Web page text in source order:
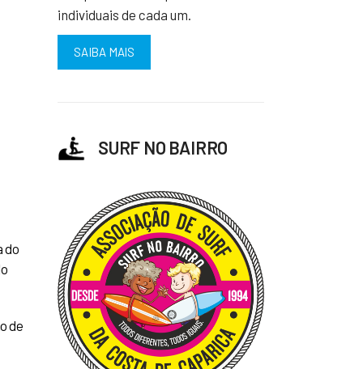
do
de
individuais de cada um.
SAIBA MAIS
SURF NO BAIRRO